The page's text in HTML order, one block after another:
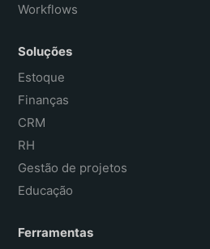
Workflows
Soluções
Estoque
Finanças
CRM
RH
Gestão de projetos
Educação
Ferramentas